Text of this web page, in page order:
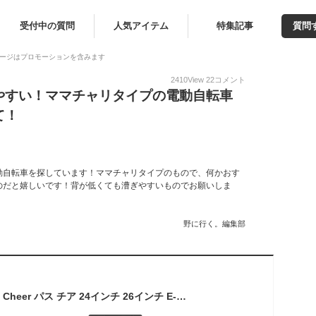
受付中の質問 人気アイテム 特集記事 質問
ジはプロモーションを含みます
2410View 22コメント
い！ママチャリタイプの電動自転車
転車を探しています！ママチャリタイプのもので、何かおす
と嬉しいです！背が低くても漕ぎやすいものでお願いしま
野に行く。編集部
YAMAHA ヤマハ PAS Cheer パス チア 24インチ 26インチ E-BIKE イーバイク 電動自転車 アシスト おしゃれ かわいい 買い物 通勤 通学 チャリ通 ママチャリ 人気